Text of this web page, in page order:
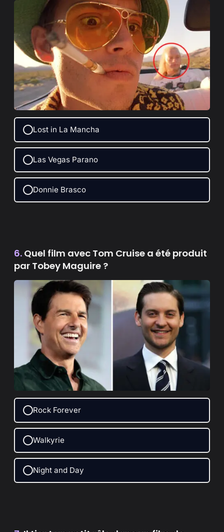
Lost in La Mancha
Las Vegas Parano
Donnie Brasco
6. Quel film avec Tom Cruise a été produit
par Tobey Maguire ?
Rock Forever
Walkyrie
Night and Day